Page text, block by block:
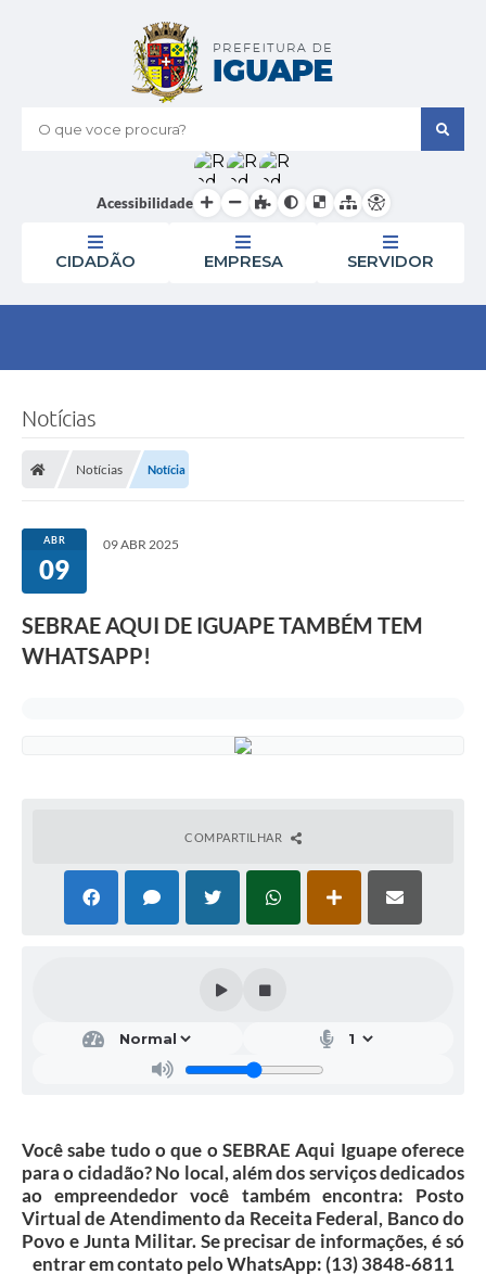
O que voce procura?
Acessibilidade
CIDADÃO EMPRESA SERVIDOR
Notícias
Notícias Notícia
ABR
09
09 ABR 2025
SEBRAE AQUI DE IGUAPE TAMBÉM TEM
WHATSAPP!
COMPARTILHAR
Você sabe tudo o que o SEBRAE Aqui Iguape oferece
para o cidadão? No local, além dos serviços dedicados
ao empreendedor você também encontra: Posto
Virtual de Atendimento da Receita Federal, Banco do
Povo e Junta Militar. Se precisar de informações, é só
entrar em contato pelo WhatsApp: (13) 3848-6811